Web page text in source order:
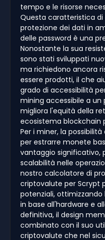
tempo e le risorse
Questa caratteristica
protezione dei dati in
delle password è una
Nonostante la sua
sono stati sviluppati
ma richiedono ancora
essere prodotti, il che
grado di accessibilità
mining accessibile a un
migliora l'equità della
ecosistema blockchain
Per i miner, la
per estrarre monete
vantaggio significativo,
scalabilità nelle
nostro calcolatore di
criptovalute per Scrypt
potenziali,
in base all'hardware e
definitiva, il design
combinato con il suo
criptovalute che nel